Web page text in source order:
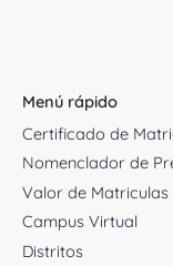
Menú rápido
Certificado de
Nomenclador de
Valor de Matriculas
Campus Virtual
Distritos